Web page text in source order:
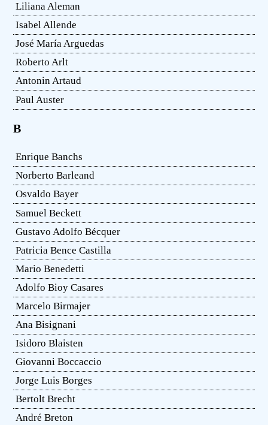
Liliana Aleman
Isabel Allende
José María Arguedas
Roberto Arlt
Antonin Artaud
Paul Auster
B
Enrique Banchs
Norberto Barleand
Osvaldo Bayer
Samuel Beckett
Gustavo Adolfo Bécquer
Patricia Bence Castilla
Mario Benedetti
Adolfo Bioy Casares
Marcelo Birmajer
Ana Bisignani
Isidoro Blaisten
Giovanni Boccaccio
Jorge Luis Borges
Bertolt Brecht
André Breton